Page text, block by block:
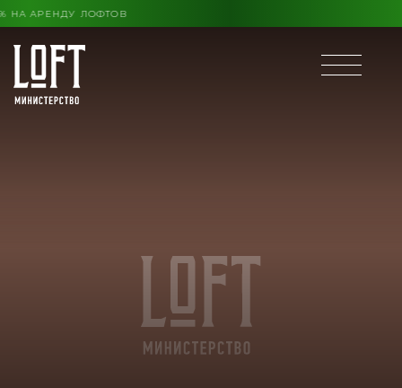
ЛЕТА ВЫГОДА ДО 30% НА АРЕНДУ ЛОФТОВ